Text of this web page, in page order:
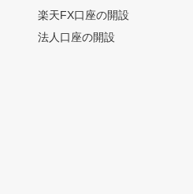
楽天FX口座の開設
法人口座の開設